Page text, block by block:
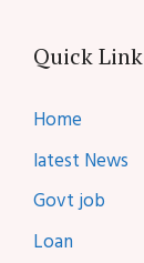
Quick Link
Home
latest News
Govt job
Loan